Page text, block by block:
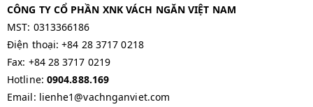
CÔNG TY CỔ PHẦN XNK VÁCH NGĂN VIỆT NAM
MST: 0313366186
Điện thoại: +84 28 3717 0218
Fax: +84 28 3717 0219
Hotline: 0904.888.169
Email: lienhe1@vachnganviet.com